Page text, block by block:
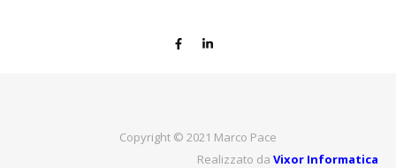
Copyright © 2021 Marco Pace
Realizzato da Vixor Informatica